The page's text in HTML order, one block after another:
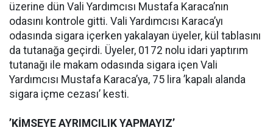
üzerine dün Vali Yardımcısı Mustafa Karaca’nın
odasını kontrole gitti. Vali Yardımcısı Karaca’yı
odasında sigara içerken yakalayan üyeler, kül tablasını
da tutanağa geçirdi. Üyeler, 0172 nolu idari yaptırım
tutanağı ile makam odasında sigara içen Vali
Yardımcısı Mustafa Karaca’ya, 75 lira ’kapalı alanda
sigara içme cezası’ kesti.
’KİMSEYE AYRIMCILIK YAPMAYIZ’